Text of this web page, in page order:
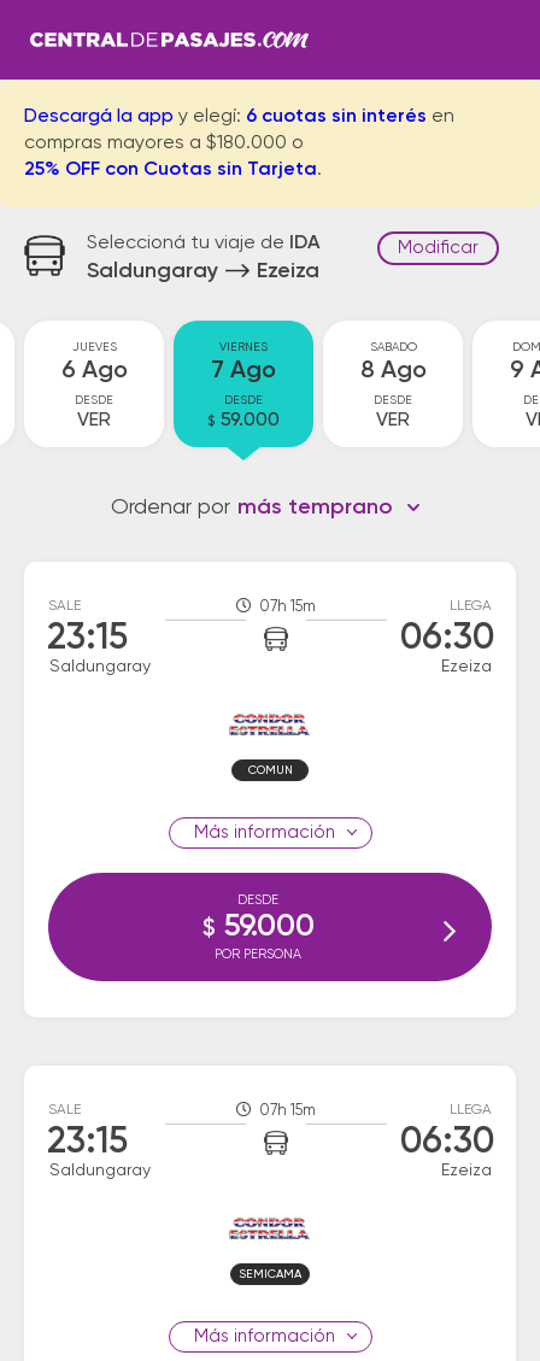
Descargá la app y elegí: 6 cuotas sin interés en
compras mayores a $180.000 o
25% OFF con Cuotas sin Tarjeta.
Seleccioná tu viaje de IDA
Saldungaray Ezeiza
Modificar
JUEVES
6 Ago
DESDE
VER
VIERNES
7 Ago
DESDE
$ 59.000
SABADO
8 Ago
DESDE
VER
9
Ordenar por más temprano
SALE
23:15
Saldungaray
07h 15m LLEGA
06:30
Ezeiza
COMUN
información
DESDE
$ 59.000
POR PERSONA
SALE
23:15
Saldungaray
07h 15m LLEGA
06:30
Ezeiza
SEMICAMA
información